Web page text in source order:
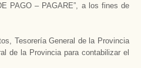
PAGO – PAGARE”, a los fines de
Tesorería General de la Provincia
de la Provincia para contabilizar el